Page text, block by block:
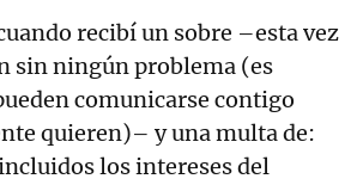
recibí un sobre –esta vez
sin ningún problema (es
comunicarse contigo
quieren)– y una multa de:
los intereses del